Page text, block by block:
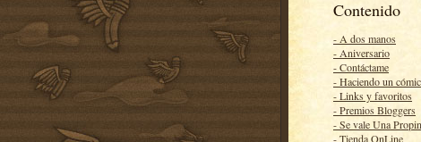
Contenido
- A dos manos
- Aniversario
- Contáctame
- Haciendo un cómic
- Links y favoritos
- Premios Bloggers
- Se vale Una
- Tienda OnLine